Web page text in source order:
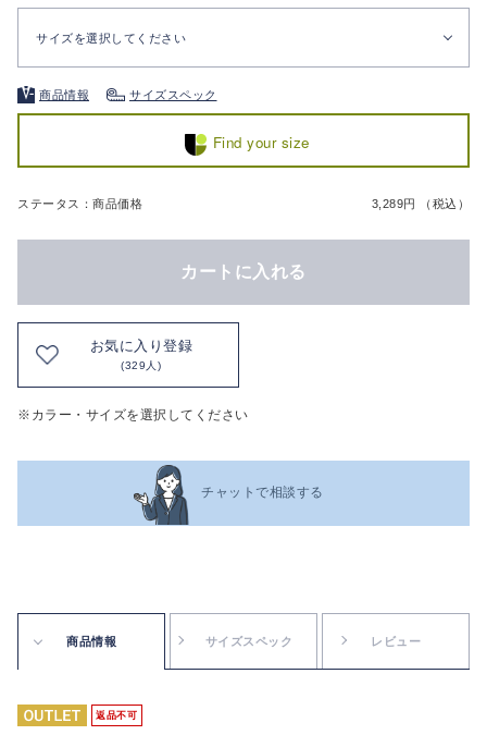
サイズを選択してください
商品情報 サイズスペック
Find your size
ステータス：商品価格 3,289円 （税込）
カートに入れる
お気に入り登録
(329人)
※カラー・サイズを選択してください
チャットで相談する
商品情報 サイズスペック レビュー
返品不可